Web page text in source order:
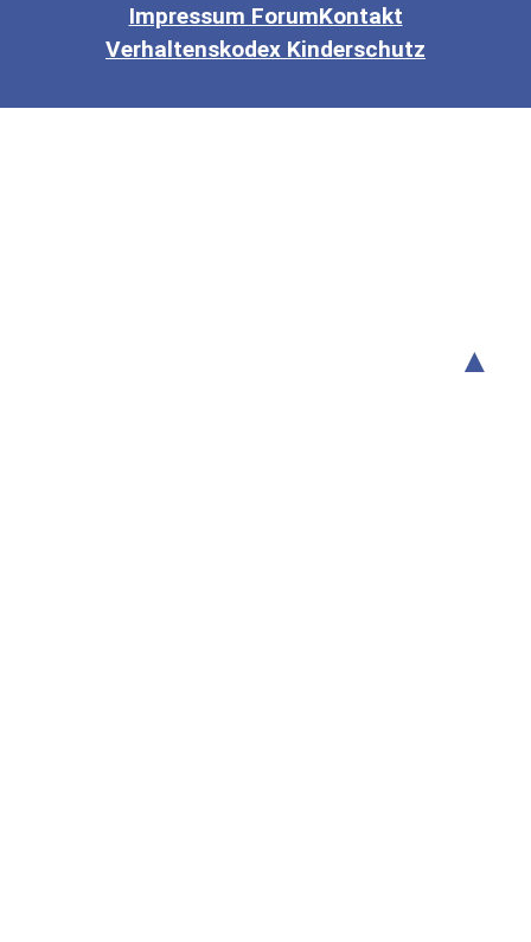
Impressum ForumKontakt
Verhaltenskodex Kinderschutz
▲